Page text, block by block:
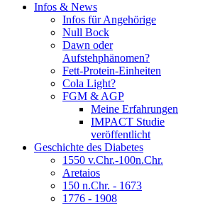
Infos & News
Infos für Angehörige
Null Bock
Dawn oder
Aufstehphänomen?
Fett-Protein-Einheiten
Cola Light?
FGM & AGP
Meine Erfahrungen
IMPACT Studie
veröffentlicht
Geschichte des Diabetes
1550 v.Chr.-100n.Chr.
Aretaios
150 n.Chr. - 1673
1776 - 1908